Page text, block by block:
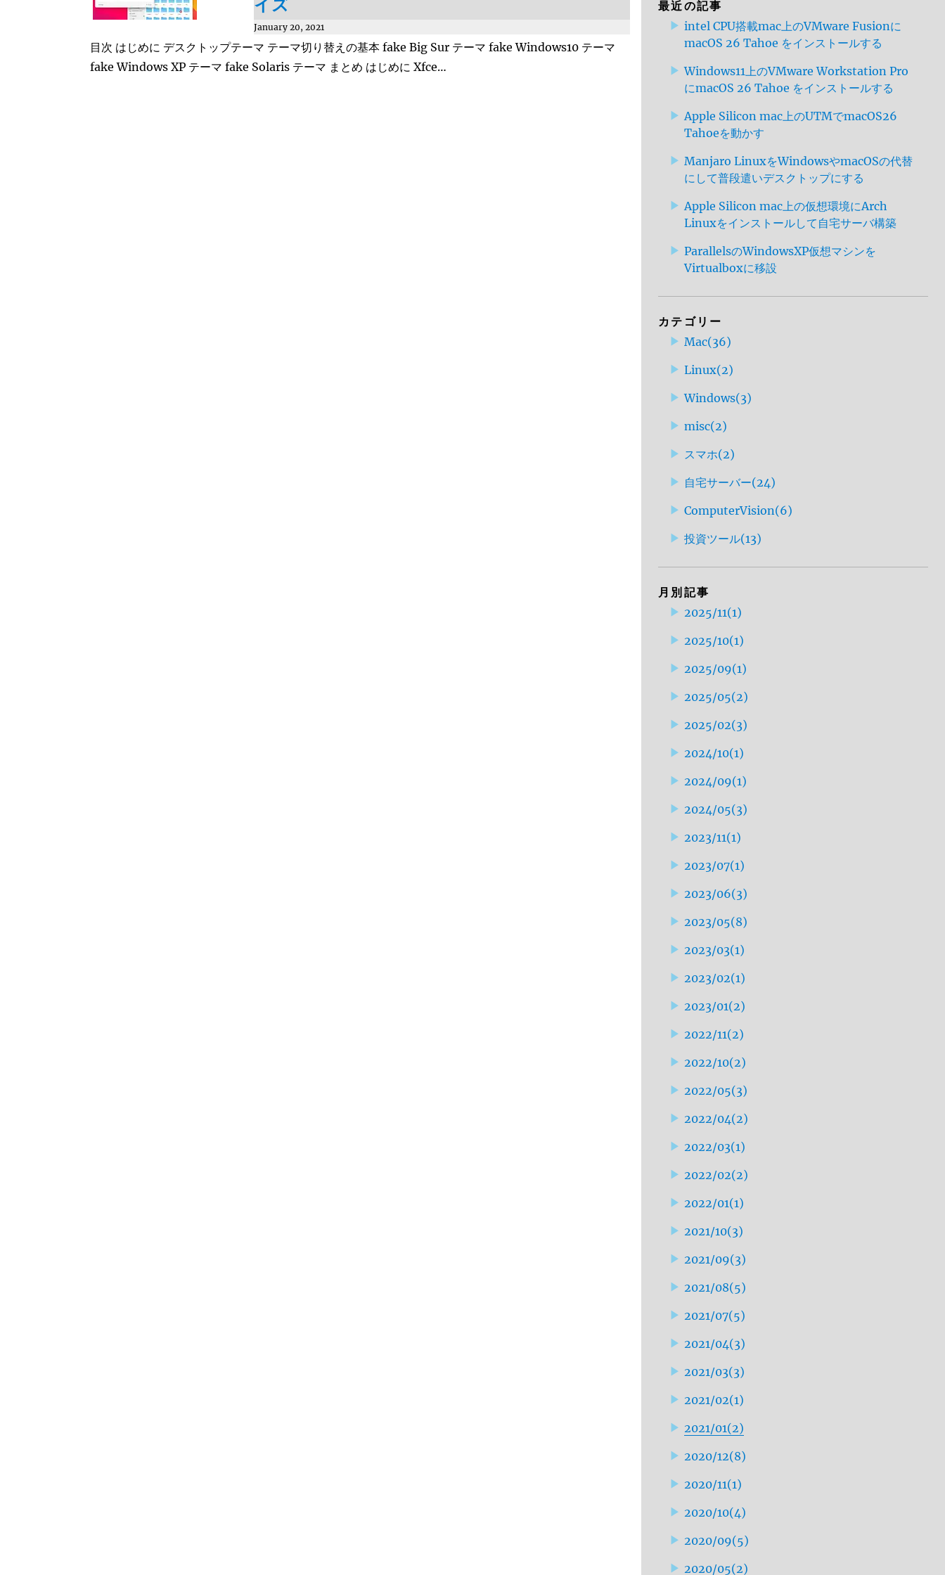
イズ
January 20, 2021
目次 はじめに デスクトップテーマ テーマ切り替えの基本 fake Big Sur テーマ fake Windows10 テーマ
fake Windows XP テーマ fake Solaris テーマ まとめ はじめに Xfce…
最近の記事
intel CPU搭載mac上のVMware Fusionに
macOS 26 Tahoe をインストールする
Windows11上のVMware Workstation Pro
にmacOS 26 Tahoe をインストールする
Apple Silicon mac上のUTMでmacOS26
Tahoeを動かす
Manjaro LinuxをWindowsやmacOSの代替
にして普段遣いデスクトップにする
Apple Silicon mac上の仮想環境にArch
Linuxをインストールして自宅サーバ構築
ParallelsのWindowsXP仮想マシンを
Virtualboxに移設
カテゴリー
Mac(36)
Linux(2)
Windows(3)
misc(2)
スマホ(2)
自宅サーバー(24)
ComputerVision(6)
投資ツール(13)
月別記事
2025/11(1)
2025/10(1)
2025/09(1)
2025/05(2)
2025/02(3)
2024/10(1)
2024/09(1)
2024/05(3)
2023/11(1)
2023/07(1)
2023/06(3)
2023/05(8)
2023/03(1)
2023/02(1)
2023/01(2)
2022/11(2)
2022/10(2)
2022/05(3)
2022/04(2)
2022/03(1)
2022/02(2)
2022/01(1)
2021/10(3)
2021/09(3)
2021/08(5)
2021/07(5)
2021/04(3)
2021/03(3)
2021/02(1)
2021/01(2)
2020/12(8)
2020/11(1)
2020/10(4)
2020/09(5)
2020/05(2)